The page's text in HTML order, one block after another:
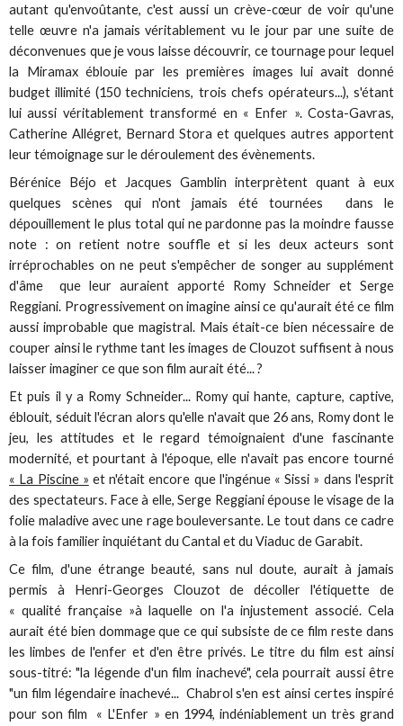
autant qu'envoûtante, c'est aussi un crève-cœur de voir qu'une
telle œuvre n'a jamais véritablement vu le jour par une suite de
déconvenues que je vous laisse découvrir, ce tournage pour lequel
la Miramax éblouie par les premières images lui avait donné
budget illimité (150 techniciens, trois chefs opérateurs...), s'étant
lui aussi véritablement transformé en « Enfer ». Costa-Gavras,
Catherine Allégret, Bernard Stora et quelques autres apportent
leur témoignage sur le déroulement des évènements.
Bérénice Béjo et Jacques Gamblin interprètent quant à eux
quelques scènes qui n'ont jamais été tournées dans le
dépouillement le plus total qui ne pardonne pas la moindre fausse
note : on retient notre souffle et si les deux acteurs sont
irréprochables on ne peut s'empêcher de songer au supplément
d'âme que leur auraient apporté Romy Schneider et Serge
Reggiani. Progressivement on imagine ainsi ce qu'aurait été ce film
aussi improbable que magistral. Mais était-ce bien nécessaire de
couper ainsi le rythme tant les images de Clouzot suffisent à nous
laisser imaginer ce que son film aurait été... ?
Et puis il y a Romy Schneider... Romy qui hante, capture, captive,
éblouit, séduit l'écran alors qu'elle n'avait que 26 ans, Romy dont le
jeu, les attitudes et le regard témoignaient d'une fascinante
modernité, et pourtant à l'époque, elle n'avait pas encore tourné
« La Piscine » et n'était encore que l'ingénue « Sissi » dans l'esprit
des spectateurs. Face à elle, Serge Reggiani épouse le visage de la
folie maladive avec une rage bouleversante. Le tout dans ce cadre
à la fois familier inquiétant du Cantal et du Viaduc de Garabit.
Ce film, d'une étrange beauté, sans nul doute, aurait à jamais
permis à Henri-Georges Clouzot de décoller l'étiquette de
« qualité française »à laquelle on l'a injustement associé. Cela
aurait été bien dommage que ce qui subsiste de ce film reste dans
les limbes de l'enfer et d'en être privés. Le titre du film est ainsi
sous-titré: "la légende d'un film inachevé", cela pourrait aussi être
"un film légendaire inachevé... Chabrol s'en est ainsi certes inspiré
pour son film « L'Enfer » en 1994, indéniablement un très grand